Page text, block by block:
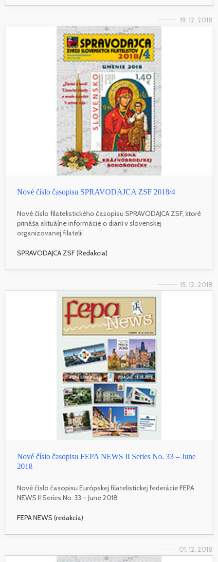
19. 12. 2018
Nové číslo časopisu SPRAVODAJCA ZSF 2018/4
Nové číslo filatelistického časopisu SPRAVODAJCA ZSF, ktoré
prináša aktuálne informácie o dianí v slovenskej
organizovanej filatelii
SPRAVODAJCA ZSF (Redakcia)
15. 12. 2018
Nové číslo časopisu FEPA NEWS II Series No. 33 – June
2018
Nové číslo časopisu Európskej filatelistickej federácie FEPA
NEWS II Series No. 33 – June 2018
FEPA NEWS (redakcia)
01. 12. 2018